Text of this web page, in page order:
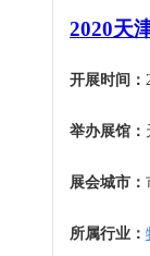
2020天
开展时间：
举办展馆：
展会城市：
所属行业：